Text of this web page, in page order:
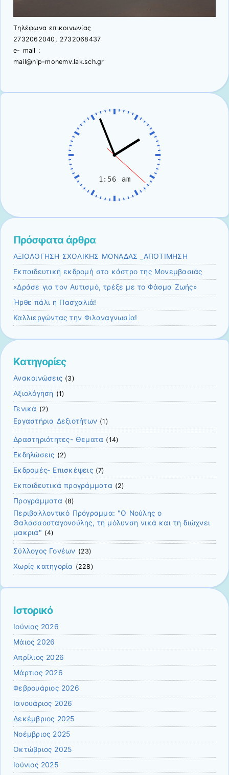
Tηλέφωνα επικοινωνίας
2732062040, 2732068437
e- mail :
mail@nip-monemv.lak.sch.gr
Πρόσφατα άρθρα
ΑΞΙΟΛΟΓΗΣΗ ΣΧΟΛΙΚΗΣ ΜΟΝΑΔΑΣ _ΑΠΟΤΙΜΗΣΗ
Εκπαιδευτική εκδρομή στο κάστρο της Μονεμβασιάς
«Δράσε για τον Αυτισμό, τρέξε με το Φάσμα Ζωής»
Ήρθε πάλι η Πασχαλιά!
Καλλιεργώντας την Φιλαναγνωσία!
Kατηγορίες
Ανακοινώσεις (3)
Αξιολόγηση (1)
Γενικά (2)
Εργαστήρια Δεξιοτήτων (1)
Δραστηριότητες- Θεματα (14)
Εκδηλώσεις (2)
Εκδρομές- Επισκέψεις(7)
Εκπαιδευτικά προγράμματα (2)
Προγράμματα (8)
Περιβαλλοντικό Πρόγραμμα: "Ο Νούλης ο
Θαλασσοσταγονούλης, τη μόλυνση νικά και τη διώχνει
μακριά" (4)
Σύλλογος Γονέων (23)
Χωρίς κατηγορία (228)
Ιστορικό
Ιούνιος 2026
Μάιος 2026
Απρίλιος 2026
Μάρτιος 2026
Φεβρουάριος 2026
Ιανουάριος 2026
Δεκέμβριος 2025
Νοέμβριος 2025
Οκτώβριος 2025
Ιούνιος 2025